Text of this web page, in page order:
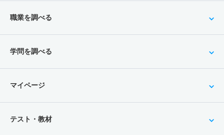
職業を調べる
学問を調べる
マイページ
テスト・教材